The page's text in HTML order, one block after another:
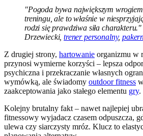
"Pogoda bywa największym
treningu, ale to właśnie w
rodzi się prawdziwa siła
Drzewiecki,trener personalny,
Z drugiej strony, hartowanie organizmu w
przynosi wymierne korzyści – lepsza
psychiczna i przekraczanie własnych
wymówką, ale świadomy outdoor fitness
zaakceptowania jako stałego elementu gry.
Kolejny brutalny fakt – nawet najlepiej
fitnessowy wyjadacz czasem odpuszcza,
ulewa czy siarczysty mróz. Klucz to